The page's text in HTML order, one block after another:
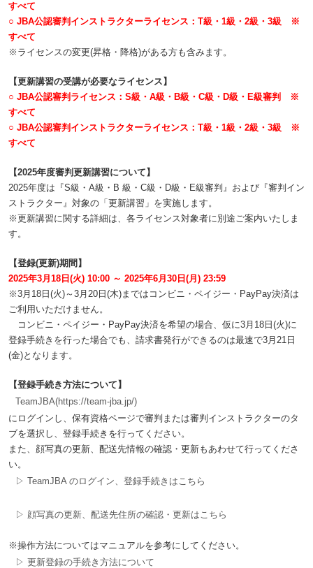
すべて
○ JBA公認審判インストラクターライセンス：T級・1級・2級・3級 ※
すべて
※ライセンスの変更(昇格・降格)がある方も含みます。
【更新講習の受講が必要なライセンス】
○ JBA公認審判ライセンス：S級・A級・B級・C級・D級・E級審判 ※
すべて
○ JBA公認審判インストラクターライセンス：T級・1級・2級・3級 ※
すべて
【2025年度審判更新講習について】
2025年度は『S級・A級・B 級・C級・D級・E級審判』および『審判イン
ストラクター』対象の「更新講習」を実施します。
※更新講習に関する詳細は、各ライセンス対象者に別途ご案内いたしま
す。
【登録(更新)期間】
2025年3月18日(火) 10:00 ～ 2025年6月30日(月) 23:59
※3月18日(火)～3月20日(木)まではコンビニ・ペイジー・PayPay決済は
ご利用いただけません。
コンビニ・ペイジー・PayPay決済を希望の場合、仮に3月18日(火)に
登録手続きを行った場合でも、請求書発行ができるのは最速で3月21日
(金)となります。
【登録手続き方法について】
TeamJBA(https://team-jba.jp/)
にログインし、保有資格ページで審判または審判インストラクターのタ
ブを選択し、登録手続きを行ってください。
また、顔写真の更新、配送先情報の確認・更新もあわせて行ってくださ
い。
▷ TeamJBA のログイン、登録手続きはこちら
▷ 顔写真の更新、配送先住所の確認・更新はこちら
※操作方法についてはマニュアルを参考にしてください。
▷ 更新登録の手続き方法について